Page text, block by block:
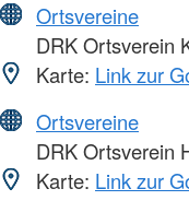
Ortsvereine
DRK Ortsverein
Karte: Link zur
Ortsvereine
DRK Ortsverein
Karte: Link zur